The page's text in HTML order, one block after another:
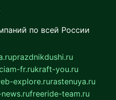
по всей России
prazdnikdushi.ru
fr.rukraft-you.ru
explore.rurastenuya.ru
freeride-team.ru